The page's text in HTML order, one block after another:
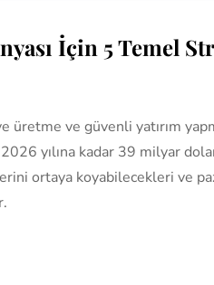
İçin 5 Temel
üretme ve güvenli yatırım
yılına kadar 39 milyar
ortaya koyabilecekleri ve